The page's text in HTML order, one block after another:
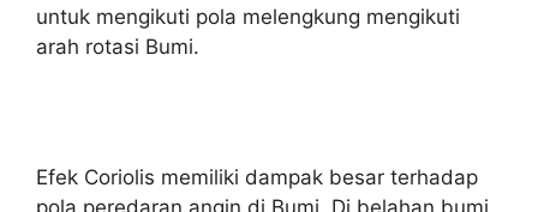
untuk mengikuti pola melengkung mengikuti
arah rotasi Bumi.
Efek Coriolis memiliki dampak besar terhadap
pola peredaran angin di Bumi. Di belahan bumi